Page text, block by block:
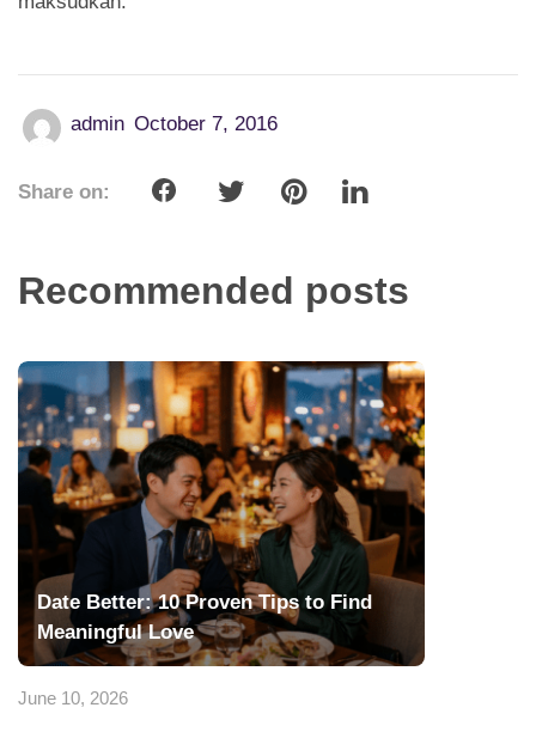
admin October 7, 2016
Share on:
Recommended posts
Date Better: 10 Proven Tips to Find
Meaningful Love
June 10, 2026